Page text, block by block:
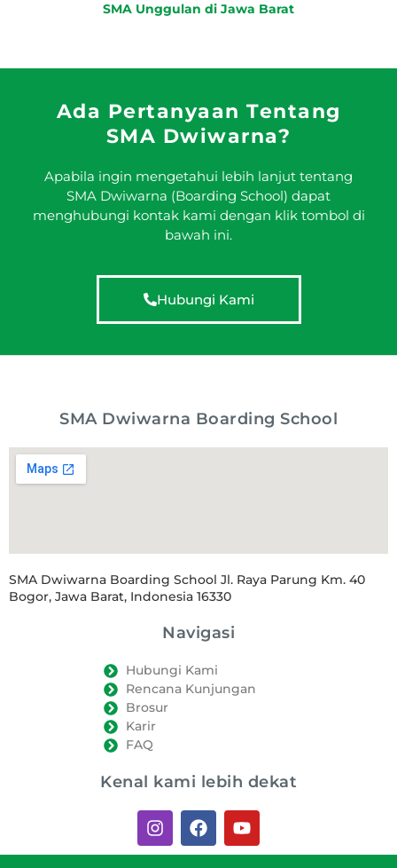
SMA Unggulan di Jawa Barat
Ada Pertanyaan Tentang
SMA Dwiwarna?
Apabila ingin mengetahui lebih lanjut tentang
SMA Dwiwarna (Boarding School) dapat
menghubungi kontak kami dengan klik tombol di
bawah ini.
Hubungi Kami
SMA Dwiwarna Boarding School
SMA Dwiwarna Boarding School Jl. Raya Parung Km. 40
Bogor, Jawa Barat, Indonesia 16330
Navigasi
Hubungi Kami
Rencana Kunjungan
Brosur
Karir
FAQ
Kenal kami lebih dekat